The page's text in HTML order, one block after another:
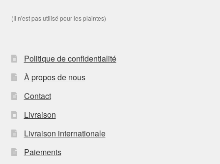
(Il n'est pas utilisé pour les plaintes)
Politique de confidentialité
À propos de nous
Contact
Livraison
Livraison internationale
Paiements